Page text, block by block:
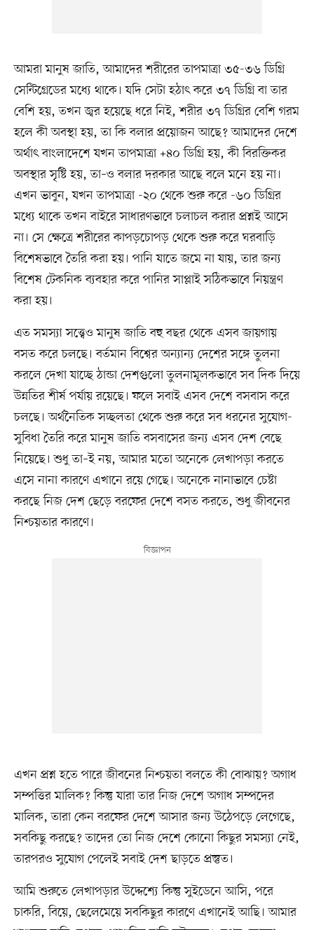
আমরা মানুষ জাতি, আমাদের শরীরের তাপমাত্রা ৩৫-৩৬ ডিগ্রি
সেন্টিগ্রেডের মধ্যে থাকে। যদি সেটা হঠাৎ করে ৩৭ ডিগ্রি বা তার
বেশি হয়, তখন জ্বর হয়েছে ধরে নিই, শরীর ৩৭ ডিগ্রির বেশি গরম
হলে কী অবস্থা হয়, তা কি বলার প্রয়োজন আছে? আমাদের দেশে
অর্থাৎ বাংলাদেশে যখন তাপমাত্রা +৪০ ডিগ্রি হয়, কী বিরক্তিকর
অবস্থার সৃষ্টি হয়, তা–ও বলার দরকার আছে বলে মনে হয় না।
এখন ভাবুন, যখন তাপমাত্রা -২০ থেকে শুরু করে -৬০ ডিগ্রির
মধ্যে থাকে তখন বাইরে সাধারণভাবে চলাচল করার প্রশ্নই আসে
না। সে ক্ষেত্রে শরীরের কাপড়চোপড় থেকে শুরু করে ঘরবাড়ি
বিশেষভাবে তৈরি করা হয়। পানি যাতে জমে না যায়, তার জন্য
বিশেষ টেকনিক ব্যবহার করে পানির সাপ্লাই সঠিকভাবে নিয়ন্ত্রণ
করা হয়।
এত সমস্যা সত্ত্বেও মানুষ জাতি বহু বছর থেকে এসব জায়গায়
বসত করে চলছে। বর্তমান বিশ্বের অন্যান্য দেশের সঙ্গে তুলনা
করলে দেখা যাচ্ছে ঠান্ডা দেশগুলো তুলনামূলকভাবে সব দিক দিয়ে
উন্নতির শীর্ষ পর্যায় রয়েছে। ফলে সবাই এসব দেশে বসবাস করে
চলছে। অর্থনৈতিক সচ্ছলতা থেকে শুরু করে সব ধরনের সুযোগ-
সুবিধা তৈরি করে মানুষ জাতি বসবাসের জন্য এসব দেশ বেছে
নিয়েছে। শুধু তা–ই নয়, আমার মতো অনেকে লেখাপড়া করতে
এসে নানা কারণে এখানে রয়ে গেছে। অনেকে নানাভাবে চেষ্টা
করছে নিজ দেশ ছেড়ে বরফের দেশে বসত করতে, শুধু জীবনের
নিশ্চয়তার কারণে।
এখন প্রশ্ন হতে পারে জীবনের নিশ্চয়তা বলতে কী বোঝায়? অগাধ
সম্পত্তির মালিক? কিন্তু যারা তার নিজ দেশে অগাধ সম্পদের
মালিক, তারা কেন বরফের দেশে আসার জন্য উঠেপড়ে লেগেছে,
সবকিছু করছে? তাদের তো নিজ দেশে কোনো কিছুর সমস্যা নেই,
তারপরও সুযোগ পেলেই সবাই দেশ ছাড়তে প্রস্তুত।
আমি শুরুতে লেখাপড়ার উদ্দেশ্যে কিন্তু সুইডেনে আসি, পরে
চাকরি, বিয়ে, ছেলেমেয়ে সবকিছুর কারণে এখানেই আছি। আমার